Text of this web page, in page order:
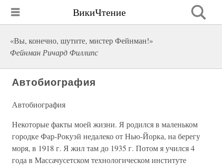
ВикиЧтение
«Вы, конечно, шутите, мистер Фейнман!»
Фейнман Ричард Филлипс
Автобиография
Автобиография
Некоторые факты моей жизни. Я родился в маленьком
городке Фар-Рокуэй недалеко от Нью-Йорка, на берегу
моря, в 1918 г. Я жил там до 1935 г. Потом я учился 4
года в Массачусетском технологическом институте